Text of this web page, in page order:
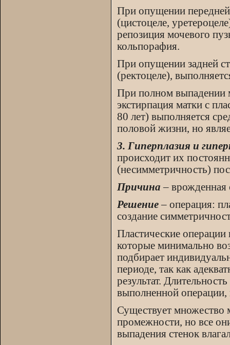
При опущении
(цистоцеле,
репозиция мочевого
кольпорафия.
При опущении задней
(ректоцеле),
При полном выпадении
экстирпация матки с
80 лет) выполняется
половой жизни, но
3. Гиперплазия и
происходит их
(несимметричность)
Причина – врожденная
Решение– операция:
создание
Пластические
которые минимально
подбирает
периоде, так как
результат.
выполненной
Существует множество
промежности, но все
выпадения стенок